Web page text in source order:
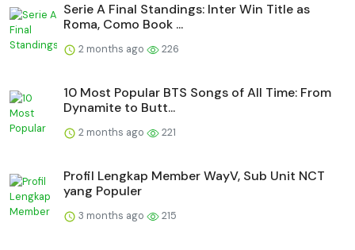
Serie A Final Standings: Inter Win Title as
Roma, Como Book ...
2 months ago 226
10 Most Popular BTS Songs of All Time: From
Dynamite to Butt...
2 months ago 221
Profil Lengkap Member WayV, Sub Unit NCT
yang Populer
3 months ago 215